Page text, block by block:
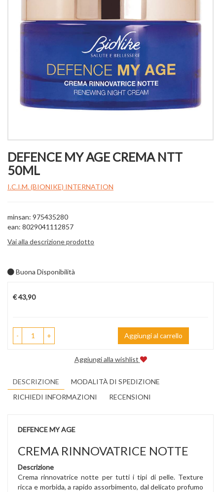
DEFENCE MY AGE CREMA NTT
50ML
I.C.I.M. (BIONIKE) INTERNATION
minsan: 975435280
ean: 8029041112857
Vai alla descrizione prodotto
Buona Disponibilità
Prezzo
€ 43,90
- + Aggiungi al carrello
Aggiungi alla wishlist
DESCRIZIONE
MODALITÀ DI SPEDIZIONE
RICHIEDI INFORMAZIONI
RECENSIONI
DEFENCE MY AGE
CREMA RINNOVATRICE NOTTE
Descrizione
Crema rinnovatrice notte per tutti i tipi di pelle. Texture
ricca e morbida, a rapido assorbimento, dal delicato profumo